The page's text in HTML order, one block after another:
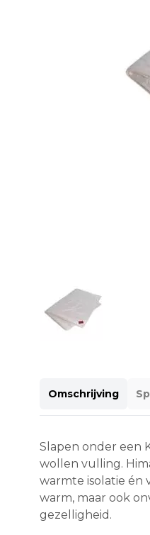
Omschrijving
Slapen onder een
wollen vulling.
warmte isolatie én
warm, maar ook
gezelligheid.